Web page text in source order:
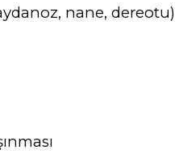
nane, dereotu)